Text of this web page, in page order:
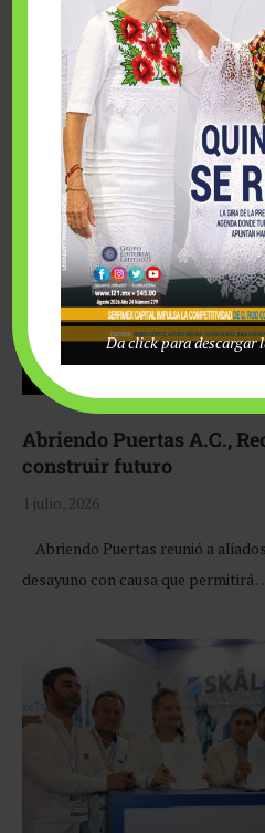
Fairmont Mayakoba y Make-A-
esfuerzos para hacer realidad el
Abriendo Puertas A.C.,
construir futuro
1 julio, 2026
Abriendo Puertas reunió a
desayuno con causa que permitirá
Da click para descargar